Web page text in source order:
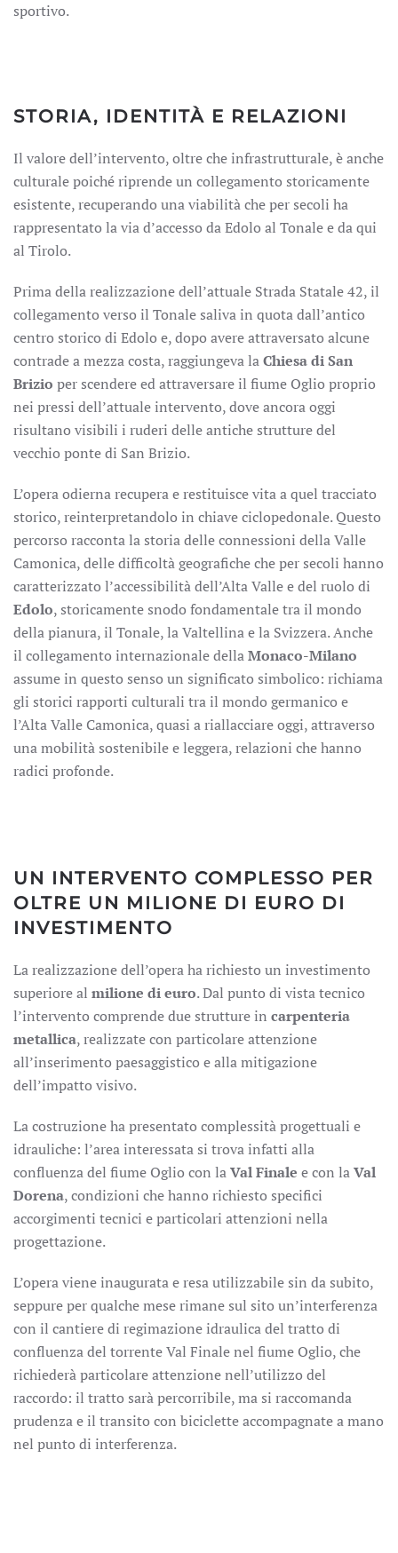
sportivo.
STORIA, IDENTITÀ E RELAZIONI
Il valore dell’intervento, oltre che infrastrutturale, è anche
culturale poiché riprende un collegamento storicamente
esistente, recuperando una viabilità che per secoli ha
rappresentato la via d’accesso da Edolo al Tonale e da qui
al Tirolo.
Prima della realizzazione dell’attuale Strada Statale 42, il
collegamento verso il Tonale saliva in quota dall’antico
centro storico di Edolo e, dopo avere attraversato alcune
contrade a mezza costa, raggiungeva laChiesa di San
Brizio per scendere ed attraversare il fiume Oglio proprio
nei pressi dell’attuale intervento, dove ancora oggi
risultano visibili i ruderi delle antiche strutture del
vecchio ponte di San Brizio.
L’opera odierna recupera e restituisce vita a quel tracciato
storico, reinterpretandolo in chiave ciclopedonale. Questo
percorso racconta la storia delle connessioni della Valle
Camonica, delle difficoltà geografiche che per secoli hanno
caratterizzato l’accessibilità dell’Alta Valle e del ruolo di
Edolo, storicamente snodo fondamentale tra il mondo
della pianura, il Tonale, la Valtellina e la Svizzera. Anche
il collegamento internazionale dellaMonaco-Milano
assume in questo senso un significato simbolico: richiama
gli storici rapporti culturali tra il mondo germanico e
l’Alta Valle Camonica, quasi a riallacciare oggi, attraverso
una mobilità sostenibile e leggera, relazioni che hanno
radici profonde.
UN INTERVENTO COMPLESSO PER
OLTRE UN MILIONE DI EURO DI
INVESTIMENTO
La realizzazione dell’opera ha richiesto un investimento
superiore al milione di euro. Dal punto di vista tecnico
l’intervento comprende due strutture in carpenteria
metallica, realizzate con particolare attenzione
all’inserimento paesaggistico e alla mitigazione
dell’impatto visivo.
La costruzione ha presentato complessità progettuali e
idrauliche: l’area interessata si trova infatti alla
confluenza del fiume Oglio con laVal Finale e con laVal
Dorena, condizioni che hanno richiesto specifici
accorgimenti tecnici e particolari attenzioni nella
progettazione.
L’opera viene inaugurata e resa utilizzabile sin da subito,
seppure per qualche mese rimane sul sito un’interferenza
con il cantiere di regimazione idraulica del tratto di
confluenza del torrente Val Finale nel fiume Oglio, che
richiederà particolare attenzione nell’utilizzo del
raccordo: il tratto sarà percorribile, ma si raccomanda
prudenza e il transito con biciclette accompagnate a mano
nel punto di interferenza.